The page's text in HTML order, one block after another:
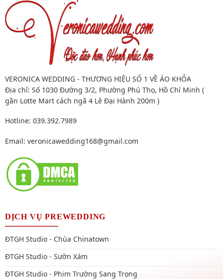
VERONICA WEDDING - THƯƠNG HIỆU SỐ 1 VỀ ÁO KHỎA
Địa chỉ: Số 1030 Đường 3/2, Phường Phú Thọ, Hồ Chí Minh (
gần Lotte Mart cách ngã 4 Lê Đại Hành 200m )
Hotline: 039.392.7989
Email: veronicawedding168@gmail.com
DỊCH VỤ PREWEDDING
ĐTGH Studio - Chùa Chinatown
ĐTGH Studio - Sườn Xám
ĐTGH Studio - Phim Trường Sang Trọng